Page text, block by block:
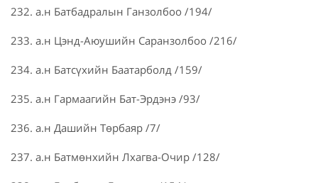
232. а.н Батбадралын Ганзолбоо /194/
233. а.н Цэнд-Аюушийн Саранзолбоо /216/
234. а.н Батсүхийн Баатарболд /159/
235. а.н Гармаагийн Бат-Эрдэнэ /93/
236. а.н Дашийн Төрбаяр /7/
237. а.н Батмөнхийн Лхагва-Очир /128/